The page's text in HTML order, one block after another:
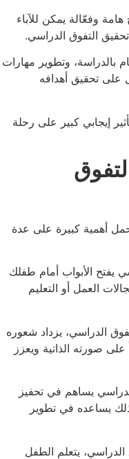
وفعّالة يمكن للآباء
التفوق الدراسي.
بالدراسة، وتطوير مهارات
على تحقيق أهدافه
إيجابي كبير على رحلة
أهمية كبيرة على عدة
يفتح الأبواب أمام طفلك
العمل أو التعليم
الدراسي، يزداد شعوره
على صورته الذاتية ويعزز
يساهم في تحفيز
يساعده في تطوير
يتعلم الطفل